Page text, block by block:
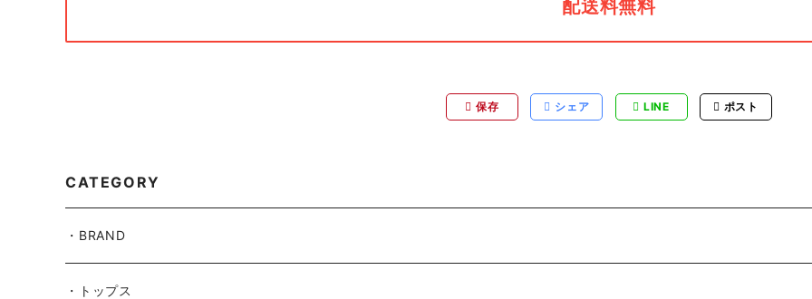
配送料無料
保存 シェア LINE ポスト
CATEGORY
・BRAND
AKER
・トップス